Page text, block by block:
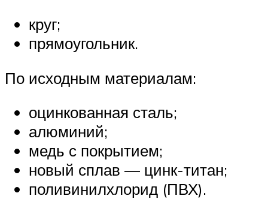
круг;
прямоугольник.
По исходным материалам:
оцинкованная сталь;
алюминий;
медь с покрытием;
новый сплав — цинк-титан;
поливинилхлорид (ПВХ).